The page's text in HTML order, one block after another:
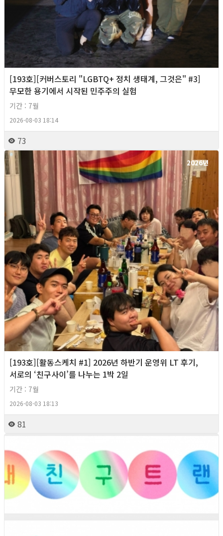
[193호][커버스토리 "LGBTQ+ 정치 생태계, 그것은" #3]
무모한 용기에서 시작된 민주주의 실험
기간 : 7월
2026-08-03 18:14
73
2026년
[193호][활동스케치 #1] 2026년 하반기 운영위 LT 후기,
서로의 ‘친구사이’를 나누는 1박 2일
기간 : 7월
2026-08-03 18:13
81